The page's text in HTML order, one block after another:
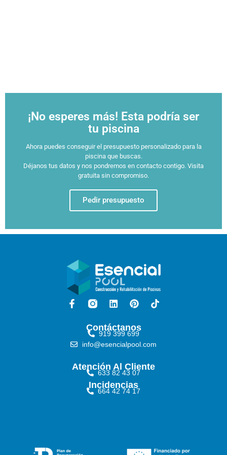
¡No esperes más! Esta podría ser
tu piscina
Ahora puedes conseguir el presupuesto personalizado para la
piscina que buscas.
Déjanos tus datos y nos pondremos en contacto contigo. Visita
gratuita sin compromiso.
Pedir presupuesto
Contáctanos
919 399 699
info@esencialpool.com
Atención Al Cliente
633 82 43 07
Incidencias
664 42 74 17